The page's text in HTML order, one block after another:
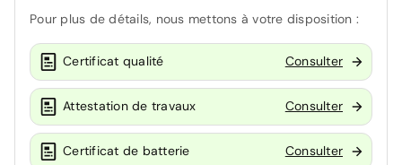
Pour plus de détails, nous mettons à votre disposition :
Certificat qualité Consulter
Attestation de travaux Consulter
Certificat de batterie Consulter